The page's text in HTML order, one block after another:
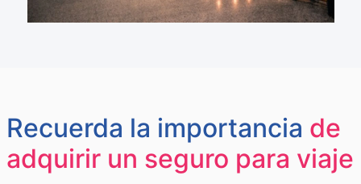
Recuerda la importancia de
adquirir un seguro para viaje